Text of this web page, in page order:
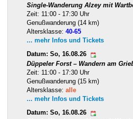
Single-Wanderung Alzey mit
Zeit: 11:00 - 17:30 Uhr
Genußwanderung (14 km)
Altersklasse: 40-65
... mehr Infos und Tickets
Datum: So, 16.08.26
Düppeler Forst – Wandern am
Zeit: 11:00 - 17:30 Uhr
Genußwanderung (15 km)
Altersklasse: alle
... mehr Infos und Tickets
Datum: So, 16.08.26